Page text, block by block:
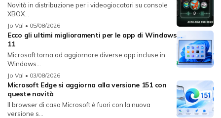
Novità in distribuzione per i videogiocatori su console
XBOX...
Jo Val • 05/08/2026
Ecco gli ultimi miglioramenti per le app di Windows
11
Microsoft torna ad aggiornare diverse app incluse in
Windows...
Jo Val • 03/08/2026
Microsoft Edge si aggiorna alla versione 151 con
queste novità
Il browser di casa Microsoft è fuori con la nuova
versione s...